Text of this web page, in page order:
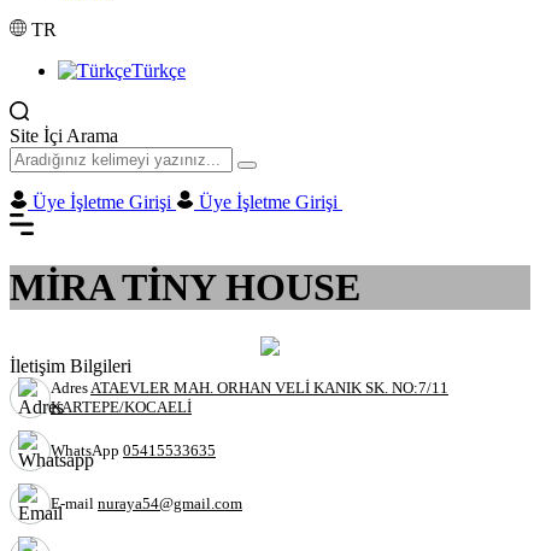
TR
Türkçe
Site İçi Arama
Üye İşletme Girişi Üye İşletme Girişi
MİRA TİNY HOUSE
İletişim Bilgileri
Adres ATAEVLER MAH. ORHAN VELİ KANIK SK. NO:7/11
KARTEPE/KOCAELİ
WhatsApp 05415533635
E-mail nuraya54@gmail.com